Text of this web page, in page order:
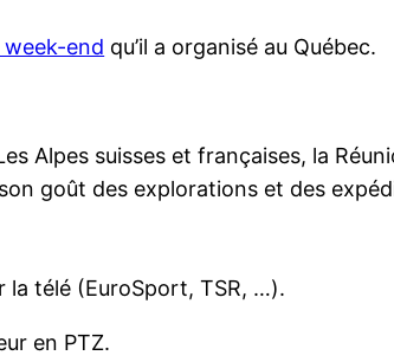
end qu’il a organisé au Québec.
Alpes suisses et françaises, la
goût des explorations et des
la télé (EuroSport, TSR, …).
en PTZ.